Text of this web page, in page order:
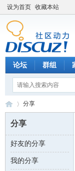
设为首页 收藏本站
论坛 群组
数 ›
分享
分享
好友的分享
我的分享